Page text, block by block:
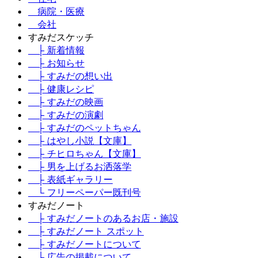
病院・医療
会社
すみだスケッチ
├ 新着情報
├ お知らせ
├ すみだの想い出
├ 健康レシピ
├ すみだの映画
├ すみだの演劇
├ すみだのペットちゃん
├ はやし小説【文庫】
├ チヒロちゃん【文庫】
├ 男を上げるお洒落学
├ 表紙ギャラリー
└ フリーペーパー既刊号
すみだノート
├ すみだノートのあるお店・施設
├ すみだノート スポット
├ すみだノートについて